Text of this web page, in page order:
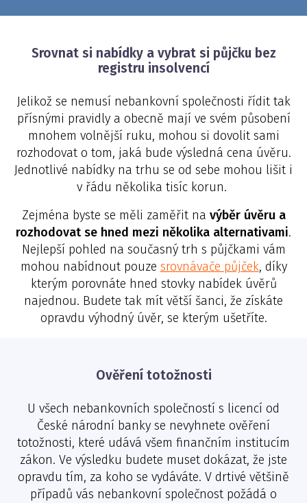
Srovnat si nabídky a vybrat si půjčku bez
registru insolvencí
Jelikož se nemusí nebankovní společnosti řídit tak
přísnými pravidly a obecně mají ve svém působení
mnohem volnější ruku, mohou si dovolit sami
rozhodovat o tom, jaká bude výsledná cena úvěru.
Jednotlivé nabídky na trhu se od sebe mohou lišit i
v řádu několika tisíc korun.
Zejména byste se měli zaměřit na výběr úvěru a
rozhodovat se hned mezi několika alternativami.
Nejlepší pohled na současný trh s půjčkami vám
mohou nabídnout pouze srovnávače půjček, díky
kterým porovnáte hned stovky nabídek úvěrů
najednou. Budete tak mít větší šanci, že získáte
opravdu výhodný úvěr, se kterým ušetříte.
Ověření totožnosti
U všech nebankovních společností s licencí od
České národní banky se nevyhnete ověření
totožnosti, které udává všem finančním institucím
zákon. Ve výsledku budete muset dokázat, že jste
opravdu tím, za koho se vydáváte. V drtivé většině
případů vás nebankovní společnost požádá o